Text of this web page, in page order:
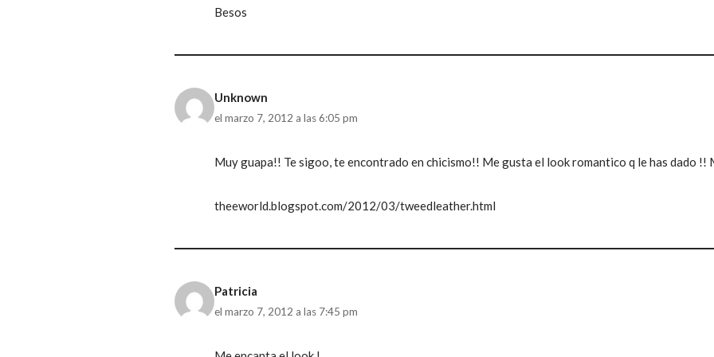
Besos
Unknown
el marzo 7, 2012 a las 6:05 pm
Muy guapa!! Te sigoo, te encontrado en chicismo!! Me gusta el look romantico q le has dado !!
theeworld.blogspot.com/2012/03/tweedleather.html
Patricia
el marzo 7, 2012 a las 7:45 pm